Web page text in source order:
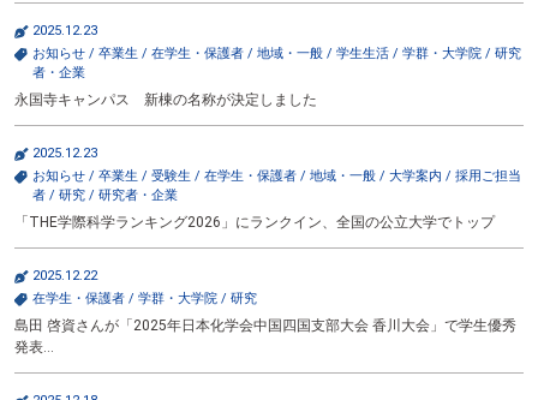
2025.12.23
お知らせ / 卒業生 / 在学生・保護者 / 地域・一般 / 学生生活 / 学群・大学院 / 研究
者・企業
永国寺キャンパス 新棟の名称が決定しました
2025.12.23
お知らせ / 卒業生 / 受験生 / 在学生・保護者 / 地域・一般 / 大学案内 / 採用ご担当
者 / 研究 / 研究者・企業
「THE学際科学ランキング2026」にランクイン、全国の公立大学でトップ
2025.12.22
在学生・保護者 / 学群・大学院 / 研究
島田 啓資さんが「2025年日本化学会中国四国支部大会 香川大会」で学生優秀
発表…